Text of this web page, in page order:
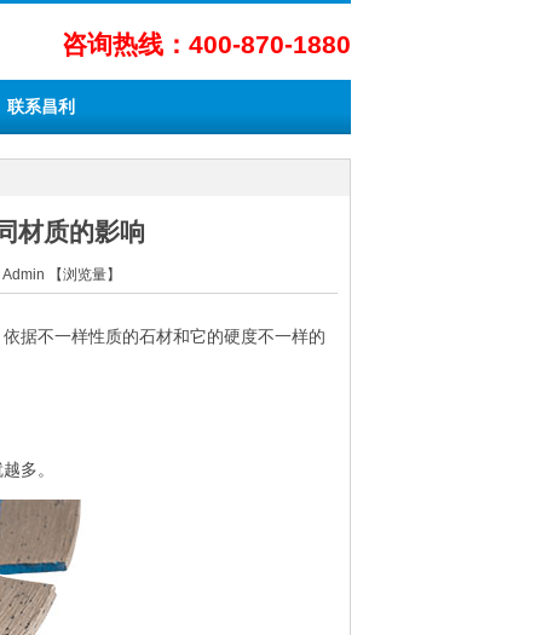
咨询热线：400-870-1880
联系昌利
材质的影响
【浏览量】
据不一样性质的石材和它的硬度不一样的
多。